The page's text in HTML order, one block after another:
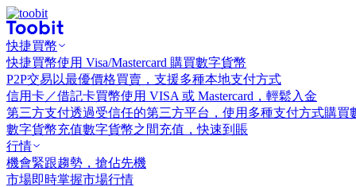
快捷買幣
快捷買幣使用 Visa/Mastercard 購買數字貨幣
P2P交易 以最優價格買賣，支援多種本地支付方式
信用卡／借記卡買幣使用 VISA 或 Mastercard，輕鬆入金
第三方支付透過受信任的第三方平台，使用多種支付方式購買
數字貨幣充值數字貨幣之間充值，快速到賬
行情
機會緊跟趨勢，搶佔先機
市場即時掌握市場行情